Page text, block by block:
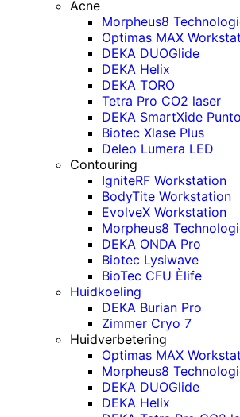
Acne
Morpheus8
Optimas MAX
DEKA DUOGlide
DEKA Helix
DEKA TORO
Tetra Pro CO2 laser
DEKA SmartXide Punto
Biotec Xlase Plus
Deleo Lumera LED
Contouring
IgniteRF Workstation
BodyTite Workstation
EvolveX Workstation
Morpheus8
DEKA ONDA Pro
Biotec Lysiwave
BioTec CFU Èlife
Huidkoeling
DEKA Burian Pro
Zimmer Cryo 7
Huidverbetering
Optimas MAX
Morpheus8
DEKA DUOGlide
DEKA Helix